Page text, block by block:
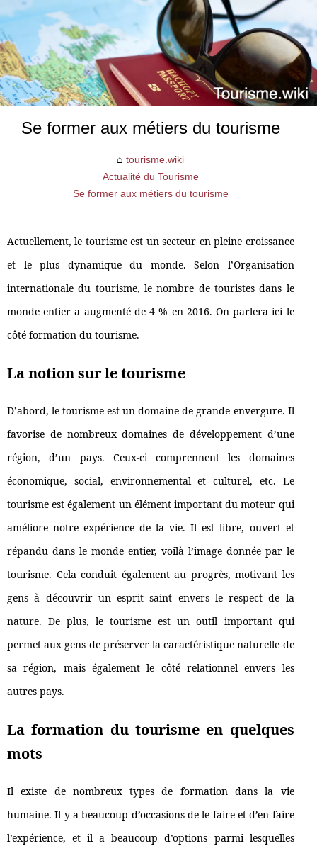
Se former aux métiers du tourisme
tourisme.wiki
Actualité du Tourisme
Se former aux métiers du tourisme
Actuellement, le tourisme est un secteur en pleine croissance
et le plus dynamique du monde. Selon l’Organisation
internationale du tourisme, le nombre de touristes dans le
monde entier a augmenté de 4 % en 2016. On parlera ici le
côté formation du tourisme.
La notion sur le tourisme
D’abord, le tourisme est un domaine de grande envergure. Il
favorise de nombreux domaines de développement d’une
région, d’un pays. Ceux-ci comprennent les domaines
économique, social, environnemental et culturel, etc. Le
tourisme est également un élément important du moteur qui
améliore notre expérience de la vie. Il est libre, ouvert et
répandu dans le monde entier, voilà l’image donnée par le
tourisme. Cela conduit également au progrès, motivant les
gens à découvrir un esprit saint envers le respect de la
nature. De plus, le tourisme est un outil important qui
permet aux gens de préserver la caractéristique naturelle de
sa région, mais également le côté relationnel envers les
autres pays.
La formation du tourisme en quelques
mots
Il existe de nombreux types de formation dans la vie
humaine. Il y a beaucoup d’occasions de le faire et d’en faire
l’expérience, et il a beaucoup d’options parmi lesquelles